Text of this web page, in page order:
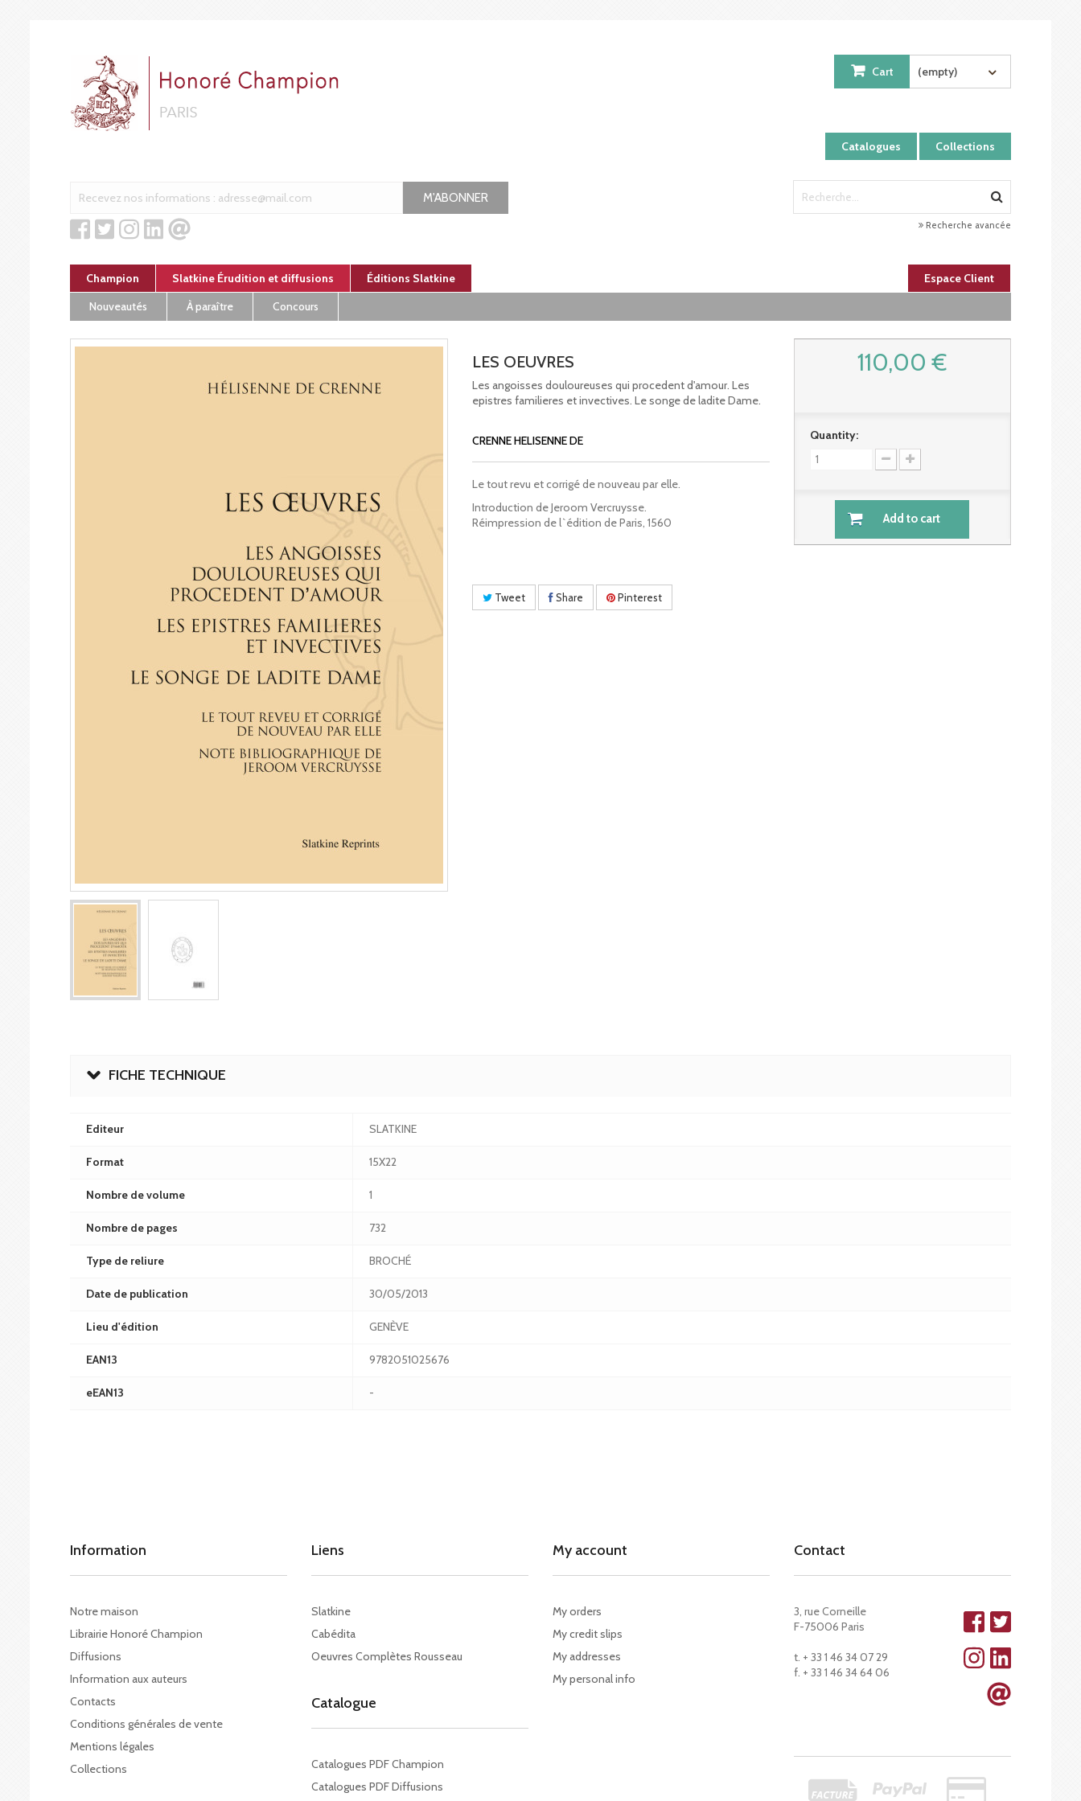
Catalogues Collections
Cart (empty)
M'ABONNER
Recherche avancée
Champion Slatkine Érudition et diffusions Éditions Slatkine
Espace Client
Nouveautés
À paraître Concours
LES OEUVRES
Les angoisses douloureuses qui procedent d'amour. Les
epistres familieres et invectives. Le songe de ladite Dame.
CRENNE HELISENNE DE
Le tout revu et corrigé de nouveau par elle.
Introduction de Jeroom Vercruysse.
Réimpression de l`édition de Paris, 1560
Tweet Share Pinterest
110,00 €
Quantity:
Add to cart
FICHE TECHNIQUE
Editeur SLATKINE
Format 15X22
Nombre de volume 1
Nombre de pages 732
Type de reliure BROCHÉ
Date de publication 30/05/2013
Lieu d'édition GENÈVE
EAN13 9782051025676
eEAN13 -
Information
Notre maison
Librairie Honoré Champion
Diffusions
Information aux auteurs
Contacts
Conditions générales de vente
Mentions légales
Collections
Liens
Slatkine
Cabédita
Oeuvres Complètes Rousseau
Catalogue
Catalogues PDF Champion
Catalogues PDF Diffusions
My account
My orders
My credit slips
My addresses
My personal info
Contact
3, rue Corneille
F-75006 Paris
t. + 33 1 46 34 07 29
f. + 33 1 46 34 64 06